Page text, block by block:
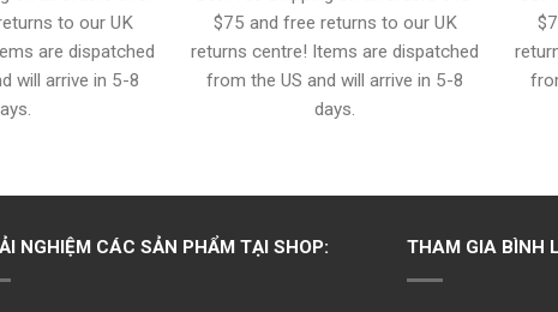
to our UK
are dispatched
will arrive in 5-8
$75 and free returns to our UK
returns centre! Items are dispatched
from the US and will arrive in 5-8
days.
NGHIỆM CÁC SẢN PHẨM TẠI SHOP: THAM GIA BÌNH